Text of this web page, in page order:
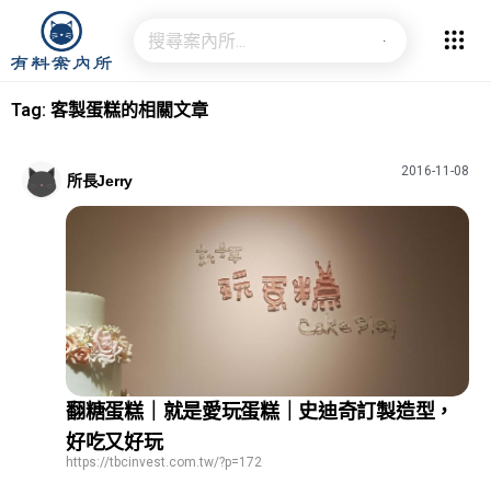
Tag: 客製蛋糕的相關文章
所長Jerry
2016-11-08
翻糖蛋糕｜就是愛玩蛋糕｜史迪奇訂製造型，
好吃又好玩
https://tbcinvest.com.tw/?p=172